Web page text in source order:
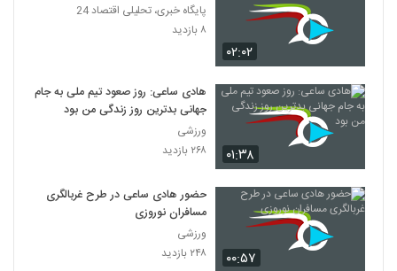
۰۲:۰۲
پایگاه خبری، تحلیلی اقتصاد 24
۸ بازدید
۰۱:۳۸
هادی ساعی: روز صعود تیم ملی به جام
جهانی بدترین روز زندگی من بود
ورزشی
۲۶۸ بازدید
۰۰:۵۷
حضور هادی ساعی در طرح غربالگری
مسافران نوروزی
ورزشی
۲۴۸ بازدید